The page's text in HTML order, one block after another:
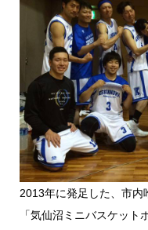
2013年に発足した、市内
「気仙沼ミニバスケッ